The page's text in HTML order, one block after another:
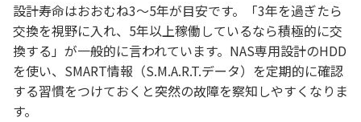
設計寿命はおおむね3〜5年が目安です。「3年を過ぎたら
交換を視野に入れ、5年以上稼働しているなら積極的に交
換する」が一般的に言われています。NAS専用設計のHDD
を使い、SMART情報（S.M.A.R.T.データ）を定期的に確認
する習慣をつけておくと突然の故障を察知しやすくなりま
す。